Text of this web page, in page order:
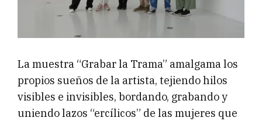
La muestra “Grabar la Trama” amalgama los
propios sueños de la artista, tejiendo hilos
visibles e invisibles, bordando, grabando y
uniendo lazos “ercílicos” de las mujeres que